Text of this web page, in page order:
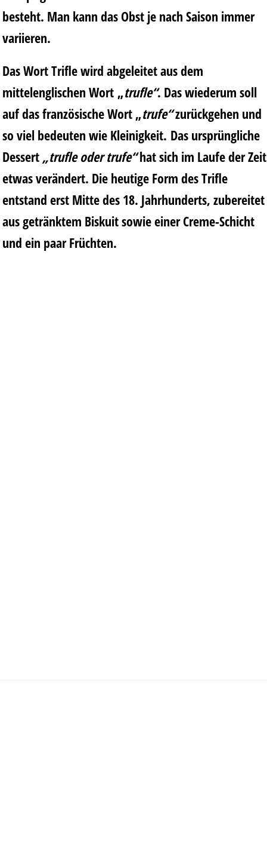
besteht. Man kann das Obst je nach Saison immer
variieren.
Das Wort Trifle wird abgeleitet aus dem
mittelenglischen Wort „trufle“. Das wiederum soll
auf das französische Wort „trufe“zurückgehen und
so viel bedeuten wie Kleinigkeit. Das ursprüngliche
Dessert „trufle oder trufe“hat sich im Laufe der Zeit
etwas verändert. Die heutige Form des Trifle
entstand erst Mitte des 18. Jahrhunderts, zubereitet
aus getränktem Biskuit sowie einer Creme-Schicht
und ein paar Früchten.